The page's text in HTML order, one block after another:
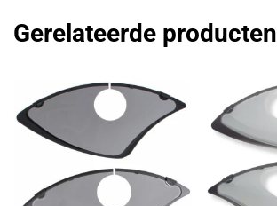
Gerelateerde producten